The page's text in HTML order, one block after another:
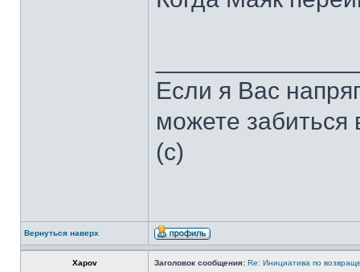
Если я Вас
можете забиться
(с)
Вернуться наверх
Xapov Заголовок сообщения: Re: Инициатива по